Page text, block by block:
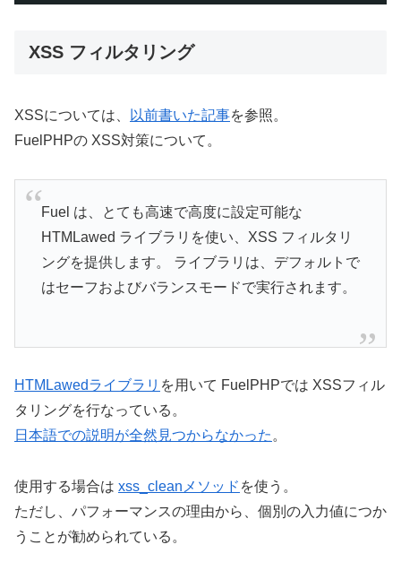
XSS フィルタリング
XSSについては、 以前書いた記事を参照。
FuelPHPの XSS対策について。
Fuel は、とても高速で高度に設定可能な
HTMLawed ライブラリを使い、XSS フィルタリ
ングを提供します。 ライブラリは、デフォルトで
はセーフおよびバランスモードで実行されます。
HTMLawedライブラリ を用いて FuelPHPでは XSSフィル
タリングを行なっている。
日本語での説明が全然見つからなかった。
使用する場合は xss_cleanメソッド を使う。
ただし、パフォーマンスの理由から、個別の入力値につか
うことが勧められている。